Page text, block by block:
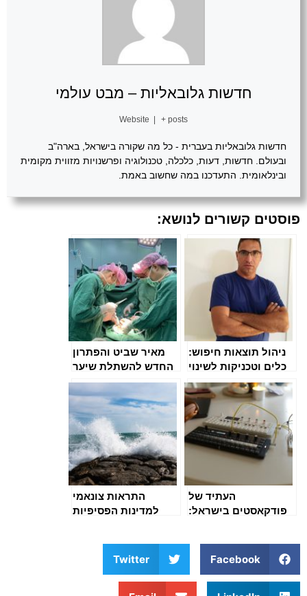
חדשות גלובאליות – מבט עולמי
Website + posts
חדשות גלובאליות בעברית - כל מה שקורה בישראל, בארה"ב
ובעולם. חדשות, דעות, כלכלה, טכנולוגיה ופרשנויות מזווית מקומית
ובינלאומית. התעדכנו במה שחשוב באמת.
פוסטים קשורים לנושא:
ניהול תוצאות חיפוש:
כלים וטכניקות לשינוי
בתוצאות בגוגל
מאיר שביט והפתרון
החדש להשתלת שיער
בגיאורגיה לאחר 7
באוקטובר
העתיד של
פודקאסטים בישראל:
התראות צונאמי
למדינות הפסיפיות
Facebook
Twitter